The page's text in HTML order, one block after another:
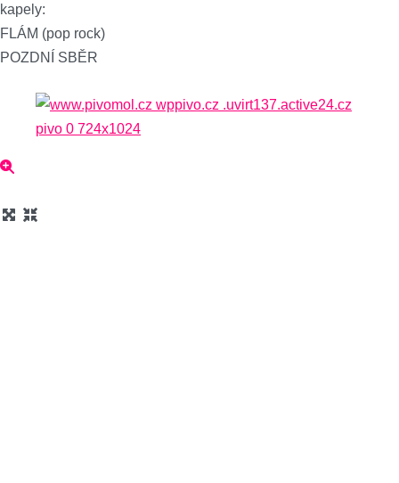
kapely:
FLÁM (pop rock)
POZDNÍ SBĚR